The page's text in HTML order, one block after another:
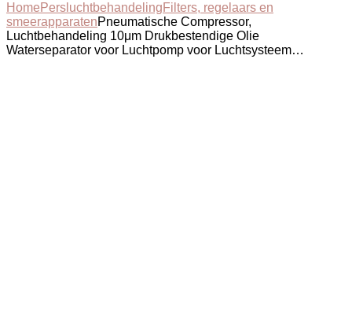
Home Persluchtbehandeling Filters, regelaars en
smeerapparatenPneumatische Compressor,
Luchtbehandeling 10μm Drukbestendige Olie
Waterseparator voor Luchtpomp voor Luchtsysteem…